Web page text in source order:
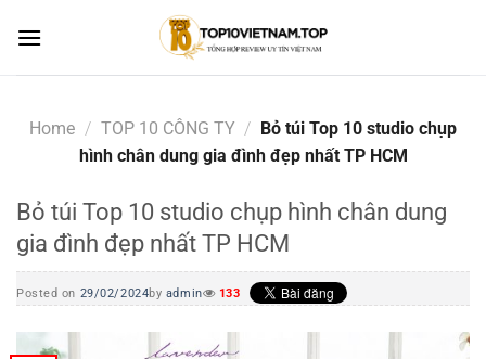
Home / TOP 10 CÔNG TY / Bỏ túi Top 10 studio chụp
hình chân dung gia đình đẹp nhất TP HCM
Bỏ túi Top 10 studio chụp hình chân dung
gia đình đẹp nhất TP HCM
Posted on 29/02/2024by admin 133